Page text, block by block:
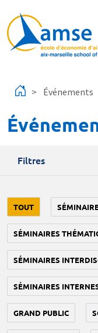
Événements
Filtres
TOUT
SÉMINAIRES
SÉMINAIRES
SÉMINAIRES
GRAND PUBLIC